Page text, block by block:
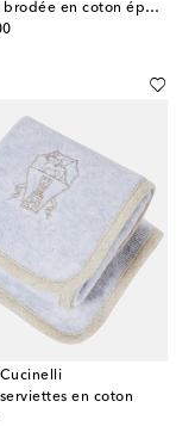
Serviette brodée en coton éponge
en coton